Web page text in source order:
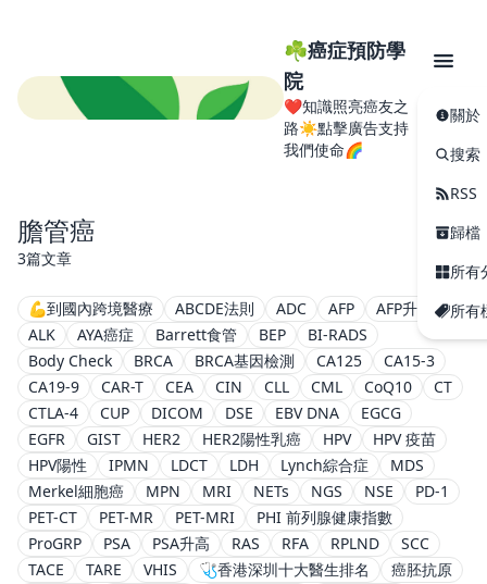
☘️癌症預防學
院
❤️知識照亮癌友之
路☀️點擊廣告支持
我們使命🌈
關於
搜索
RSS
歸檔
所有
所有
膽管癌
3篇文章
💪到國內跨境醫療 ABCDE法則 ADC AFP
AFP升高
ALK
AYA癌症 Barrett食管 BEP
BI-RADS
Body Check
BRCA BRCA基因檢測 CA125
CA15-3
CA19-9
CAR-T CEA CIN CLL CML CoQ10
CT
CTLA-4
CUP DICOM DSE EBV DNA
EGCG
EGFR
GIST HER2 HER2陽性乳癌 HPV
HPV 疫苗
HPV陽性
IPMN LDCT LDH Lynch綜合症
MDS
Merkel細胞癌
MPN MRI NETs NGS NSE
PD-1
PET-CT
PET-MR PET-MRI
PHI 前列腺健康指數
ProGRP
PSA PSA升高 RAS RFA RPLND
SCC
TACE
TARE VHIS 🩺香港深圳十大醫生排名
癌胚抗原